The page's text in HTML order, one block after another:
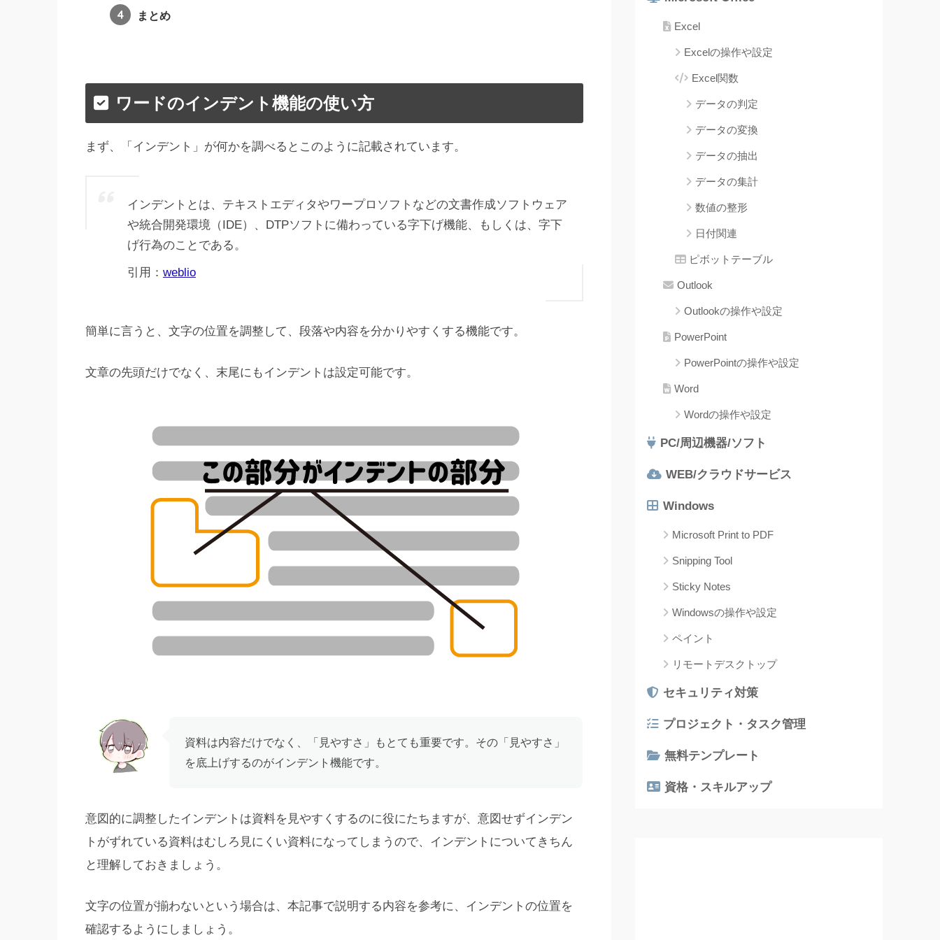
まとめ
ワードのインデント機能の使い方
まず、「インデント」が何かを調べるとこのように記載されています。
インデントとは、テキストエディタやワープロソフトなどの文書作成ソフトウェア
や統合開発環境（IDE）、DTPソフトに備わっている字下げ機能、もしくは、字下
げ行為のことである。
引用： weblio
簡単に言うと、文字の位置を調整して、段落や内容を分かりやすくする機能です。
文章の先頭だけでなく、末尾にもインデントは設定可能です。
資料は内容だけでなく、「見やすさ」もとても重要です。その「見やすさ」
を底上げするのがインデント機能です。
意図的に調整したインデントは資料を見やすくするのに役にたちますが、意図せずインデン
トがずれている資料はむしろ見にくい資料になってしまうので、インデントについてきちん
と理解しておきましょう。
文字の位置が揃わないという場合は、本記事で説明する内容を参考に、インデントの位置を
確認するようにしましょう。
Excel
Excelの操作や設定
Excel関数
データの判定
データの変換
データの抽出
データの集計
数値の整形
日付関連
ピボットテーブル
Outlook
Outlookの操作や設定
PowerPoint
PowerPointの操作や設定
Word
Wordの操作や設定
PC/周辺機器/ソフト
WEB/クラウドサービス
Windows
Microsoft Print to PDF
Snipping Tool
Sticky Notes
Windowsの操作や設定
ペイント
リモートデスクトップ
セキュリティ対策
プロジェクト・タスク管理
無料テンプレート
資格・スキルアップ